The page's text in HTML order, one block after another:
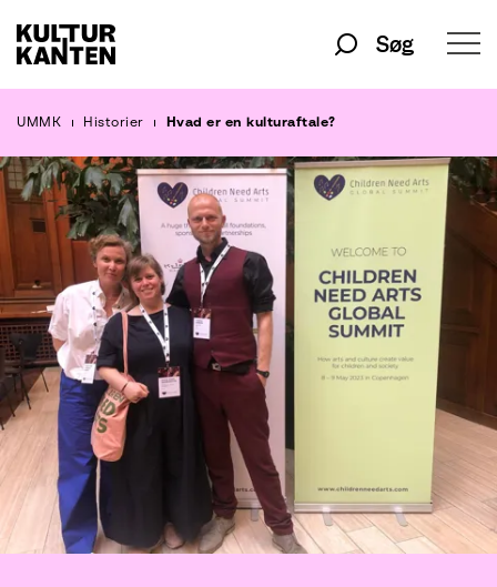
Søg
UMMK Historier Hvad er en kulturaftale?